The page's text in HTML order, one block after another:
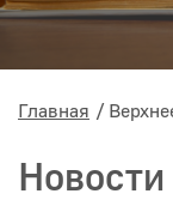
Главная
Новости